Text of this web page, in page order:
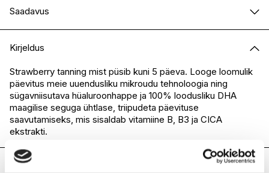
Saadavus
I.L.U. Kristiine
I.L.U. Ülemiste
Saadaval
I.L.U. Rocca
Saadaval
I.L.U. Lõunakeskus
Saadaval
I.L.U. Pärnu
Saadaval
Kirjeldus
Strawberry tanning mist püsib kuni 5 päeva. Looge loomulik
päevitus meie uuendusliku mikroudu tehnoloogia ning
sügavniisutava hüaluroonhappe ja 100% loodusliku DHA
maagilise seguga ühtlase, triipudeta päevituse
saavutamiseks, mis sisaldab vitamiine B, B3 ja CICA
ekstrakti.
Koostis